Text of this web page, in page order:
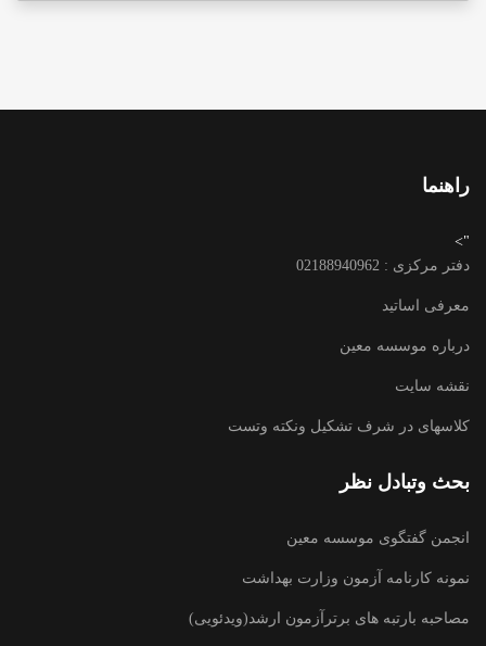
راهنما
">
دفتر مرکزی : 02188940962
معرفی اساتید
درباره موسسه معین
نقشه سایت
کلاسهای در شرف تشکیل ونکته وتست
بحث وتبادل نظر
انجمن گفتگوی موسسه معین
نمونه کارنامه آزمون وزارت بهداشت
مصاحبه بارتبه های برترآزمون ارشد(ویدئویی)